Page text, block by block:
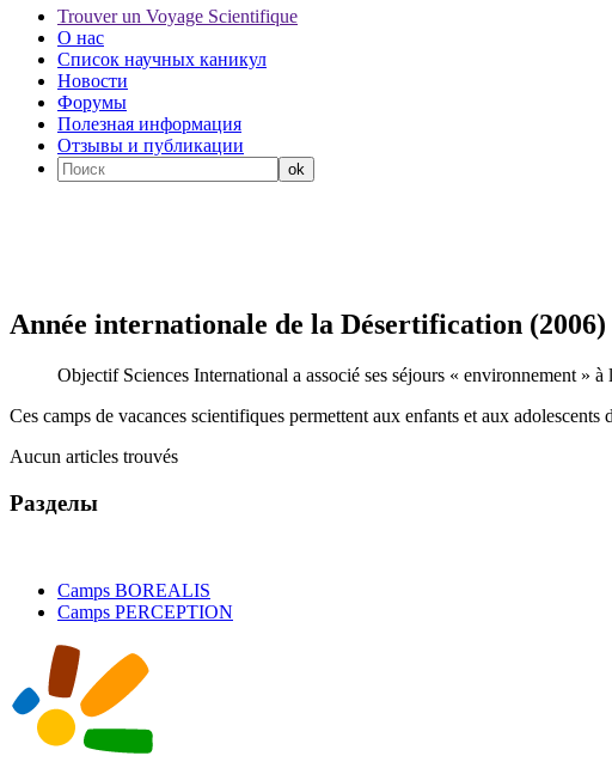
Trouver un Voyage Scientifique
О нас
Список научных каникул
Новости
Форумы
Полезная информация
Отзывы и публикации
Année internationale de la Désertification (2006)
Objectif Sciences International a associé ses séjours « environnement »
Ces camps de vacances scientifiques permettent aux enfants et aux
Aucun articles trouvés
Разделы
Camps BOREALIS
Camps PERCEPTION